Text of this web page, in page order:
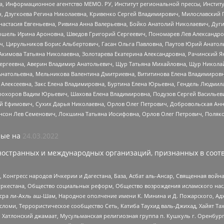
Информационное агентство МЕМО. РУ, Институт региональной прессы,
Дзугкоева Регина Николаевна, Кривенко Сергей Владимирович,
Евгеньевна, Ривина Анна Валерьевна, Бойко Анатолий Николаевич,
Ирина Ароновна, Шведов Григорий Сергеевич, Пономарев Лев
Цирульников Борис Альбертович, Гасан Ольга Павловна, Паутов Юрий
Татьяна Николаевна, Золотарева Екатерина Александровна,
Аверин Владимир Анатольевич, Щур Татьяна Михайловна, Щур
Мельникова Валентина Дмитриевна, Вититинова Елена
Закс Елена Владимировна, Буртина Елена Юрьевна, Гендель
Вадим Юрьевич, Шахова Елена Владимировна, Подузов Сергей
Сухих Дарья Николаевна, Орлов Олег Петрович, Добровольская
Лев Семенович, Локшина Татьяна Иосифовна, Орлов Олег Петрович,
на 24.03.2022
и международных организаций, признанных в
народов Ичкерии и Дагестана, База, Асбат аль-Ансар, Священная
Общество социальных реформ, Общество возрождения исламского
ли-Ахль аш-Шам, Народное ополчение имени К. Минина и Д. Пожарского,
Террористическое сообщество Сеть, Катиба Таухид валь-Джихад,
джамаат, Мусульманская религиозная группа п. Кушкуль г.